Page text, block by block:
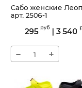
Сабо женские
арт. 2506-1
2506-1
295 руб | 3 540
− +